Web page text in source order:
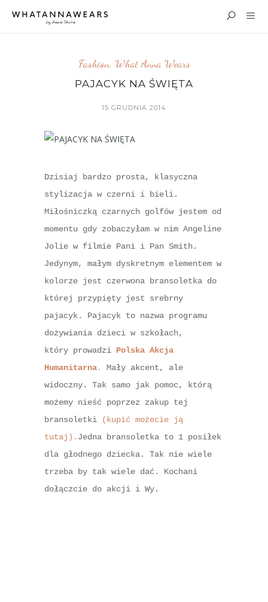
Fashion, What Anna Wears
PAJACYK NA ŚWIĘTA
15 GRUDNIA 2014
Dzisiaj bardzo prosta, klasyczna
stylizacja w czerni i bieli.
Miłośniczką czarnych golfów jestem od
momentu gdy zobaczyłam w nim Angeline
Jolie w filmie Pani i Pan Smith.
Jedynym, małym dyskretnym elementem w
kolorze jest czerwona bransoletka do
której przypięty jest srebrny
pajacyk. Pajacyk to nazwa programu
dożywiania dzieci w szkołach,
który prowadzi Polska Akcja
Humanitarna. Mały akcent, ale
widoczny. Tak samo jak pomoc, którą
możemy nieść poprzez zakup tej
bransoletki
(kupić możecie ją
tutaj). Jedna bransoletka to 1 posiłek
dla głodnego dziecka. Tak nie wiele
trzeba by tak wiele dać. Kochani
dołączcie do akcji i Wy.